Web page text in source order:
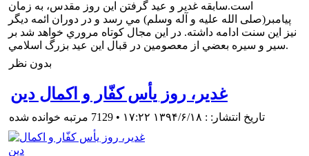
است.سابقه غدير و عيد گرفتن اين روز مقدس، به زمان
پيامبر(صلی الله علیه و آله وسلم) مي رسد و در دوران ائمه ديگر
نيز اين سنت ادامه داشته. در اين مجال كوتاه مروري خواهد شد بر
سير و سيره بعضي از معصومين در قبال اين عيد بزرگ اسلامي.
بدون نظر
تاریخ انتشار: : ۱۳۹۴/۶/۱۸ ۱۷:۲۲ • 7129 مرتبه خوانده شده